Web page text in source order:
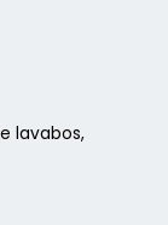
lavabos,